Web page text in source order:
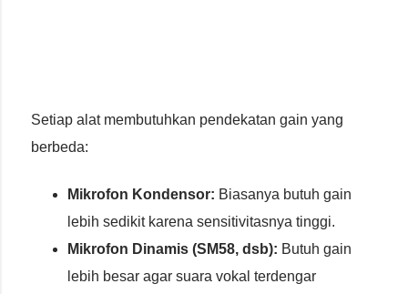
Setiap alat membutuhkan pendekatan gain yang
berbeda:
Mikrofon Kondensor: Biasanya butuh gain
lebih sedikit karena sensitivitasnya tinggi.
Mikrofon Dinamis (SM58, dsb): Butuh gain
lebih besar agar suara vokal terdengar